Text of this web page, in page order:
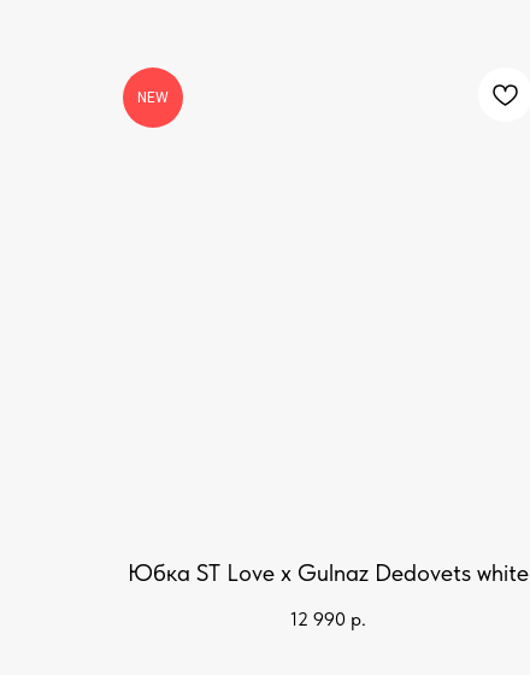
NEW
Юбка ST Love x Gulnaz Dedovets white
12 990 р.